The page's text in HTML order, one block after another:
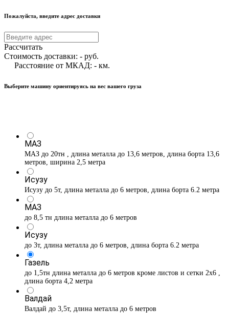
Пожалуйста, введите адрес доставки
Рассчитать
Стоимость доставки: - руб.
Расстояние от МКАД: - км.
Выберите машину ориентируясь на вес вашего груза
МАЗ
МАЗ до 20тн , длина металла до 13,6 метров, длина борта 13,6
метров, ширина 2,5 метра
Исузу
Исузу до 5т, длина металла до 6 метров, длина борта 6.2 метра
МАЗ
до 8,5 тн длина металла до 6 метров
Исузу
до 3т, длина металла до 6 метров, длина борта 6.2 метра
Газель
до 1,5тн длина металла до 6 метров кроме листов и сетки 2х6 ,
длина борта 4,2 метра
Валдай
Валдай до 3,5т, длина металла до 6 метров